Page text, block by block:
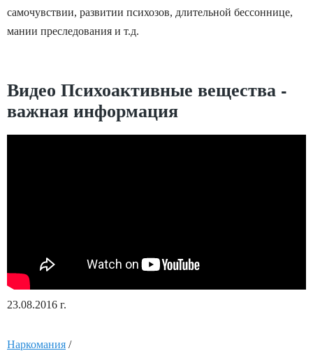
самочувствии, развитии психозов, длительной бессоннице,
мании преследования и т.д.
Видео Психоактивные вещества -
важная информация
23.08.2016 г.
Наркомания /